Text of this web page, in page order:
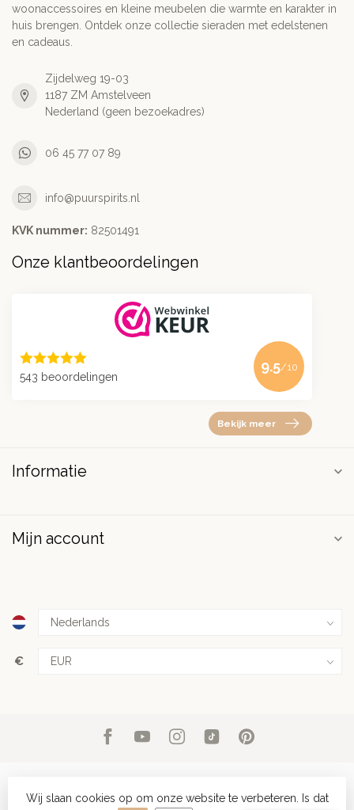
woonaccessoires en kleine meubelen die warmte en karakter in
huis brengen. Ontdek onze collectie sieraden met edelstenen
en cadeaus.
Zijdelweg 19-03
1187 ZM Amstelveen
Nederland (geen bezoekadres)
06 45 77 07 89
info@puurspirits.nl
KVK nummer: 82501491
Onze klantbeoordelingen
543 beoordelingen
9.5/10
Bekijk meer
Informatie
Mijn account
€
© Copyright 2026 PuurSpirits.nl- Powered byLightspeed-
Wij slaan cookies op om onze website te verbeteren. Is dat